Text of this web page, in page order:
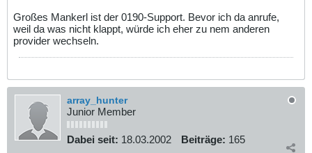
Großes Mankerl ist der 0190-Support. Bevor ich da anrufe,
weil da was nicht klappt, würde ich eher zu nem anderen
provider wechseln.
array_hunter
Junior Member
Dabei seit: 18.03.2002 Beiträge: 165